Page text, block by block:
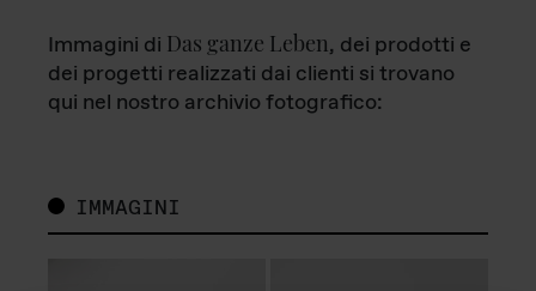
Immagini di Das ganze Leben, dei prodotti e
dei progetti realizzati dai clienti si trovano
qui nel nostro archivio fotografico:
IMMAGINI